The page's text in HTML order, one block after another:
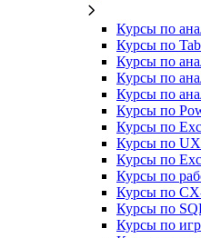
Курсы по
Курсы по
Курсы по
Курсы по
Курсы по
Курсы по
Курсы по
Курсы по
Курсы по
Курсы по
Курсы по
Курсы по
Курсы по